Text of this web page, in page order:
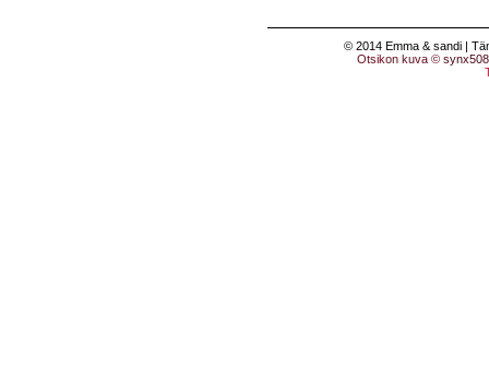
© 2014 Emma & sandi |
Otsikon kuva © synx508